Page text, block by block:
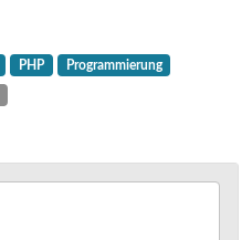
PHP Programmierung